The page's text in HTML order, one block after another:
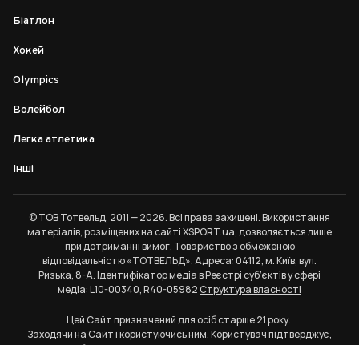
Біатлон
Хокей
Olympics
Волейбол
Легка атлетика
Інші
© ТОВ Тотвельд, 2011 — 2026. Всі права захищені. Використання
матеріалів, розміщених на сайті XSPORT.ua, дозволяється лише
при дотриманнівимог. Товариство з обмеженою
відповідальністю «ТОТВЕЛЬД». Адреса: 04112, м. Київ, вул.
Ризька, 8-А. Ідентифікатор медіа в Реєстрі суб’єктів у сфері
медіа: L10-00340, R40-05982Структура власності
Цей Сайт призначений для осіб старше 21 року.
Заходячи на Сайт і користуючись ним, Користувач підтверджує,